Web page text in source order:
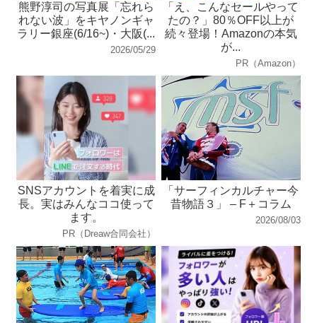
熊野淳司の写真展「忘れら
れない波」をキヤノンギャ
ラリー銀座(6/16~)・大阪(...
2026/05/29
「え、こんなセールやって
たの？」80％OFF以上が
続々登場！Amazonの本気
が...
PR（Amazon）
SNSアカウントを着実に成
長。実はみんなココ使って
ます。
PR（Dreaw合同会社）
「サーフィンカルチャー今
昔物語３」 – F＋コラム
2026/08/03